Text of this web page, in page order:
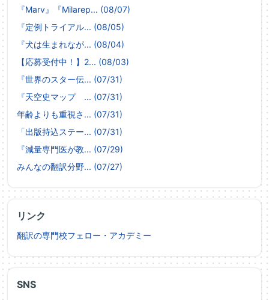
SNS
『Marv』『Milarep... (08/07)
『定例トライアル... (08/05)
『犬は生まれなが... (08/04)
【応募受付中！】2... (08/03)
『世界のスター伝... (07/31)
『天空史マップ ... (07/31)
年齢よりも重視さ... (07/31)
「出版持込ステー... (07/31)
『減量専門医が教... (07/29)
みんなの翻訳分野... (07/27)
リンク
翻訳の専門校フェロー・アカデミー